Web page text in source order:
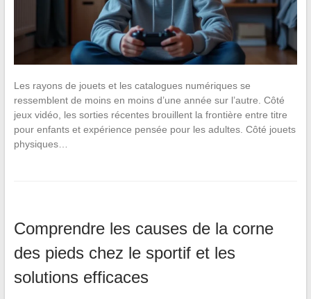
Les rayons de jouets et les catalogues numériques se
ressemblent de moins en moins d’une année sur l’autre. Côté
jeux vidéo, les sorties récentes brouillent la frontière entre titre
pour enfants et expérience pensée pour les adultes. Côté jouets
physiques…
Comprendre les causes de la corne
des pieds chez le sportif et les
solutions efficaces